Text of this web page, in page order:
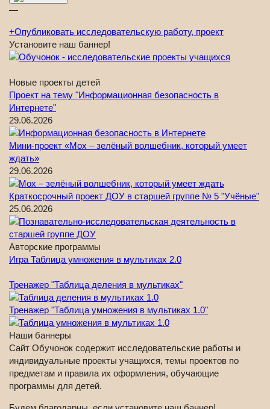
—
+Опубликовать исследовательскую работу, проект
Установите наш баннер!
Новые проекты детей
Проект на тему "Информационная безопасность в
Интернете"
29.06.2026
Мини-проект «Мох – зелёный волшебник, который умеет
ждать»
29.06.2026
Краткосрочный проект ДОУ в старшей группе № 5 "Учёные"
25.06.2026
Авторские программы
Игра Таблица умножения в мультиках 2.0
Тренажер "Таблица деления в мультиках"
Тренажер "Таблица умножения в мультиках 1.0"
Наши баннеры
Сайт Обучонок содержит исследовательские работы и
индивидуальные проекты учащихся, темы проектов по
предметам и правила их оформления, обучающие
программы для детей.